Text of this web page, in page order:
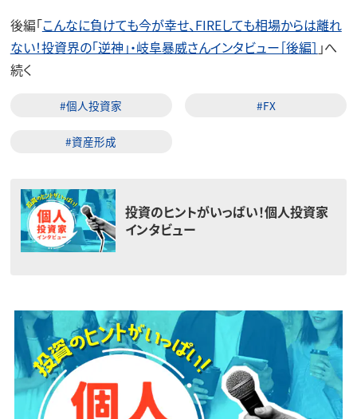
後編「こんなに負けても今が幸せ、FIREしても相場からは離れ
ない！投資界の「逆神」・岐阜暴威さんインタビュー［後編］ 」へ
続く
#個人投資家 #FX
#資産形成
投資のヒントがいっぱい！個人投資家
インタビュー